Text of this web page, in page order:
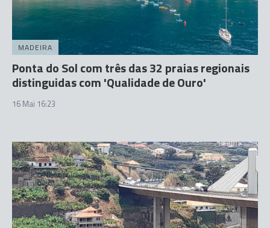
MADEIRA
Ponta do Sol com três das 32 praias regionais
distinguidas com 'Qualidade de Ouro'
16 Mai 16:23